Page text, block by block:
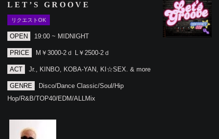
LET’S GROOVE
リクエストOK
OPEN 19:00 ~ MIDNIGHT
PRICE M￥3000-2ｄ L￥2500-2ｄ
ACT Jr., KINBO, KOBA-YAN, KI☆SEX. & more
GENRE
Disco/Dance Classic/Soul/Hip
Hop/R&B/TOP40/EDM/ALLMix